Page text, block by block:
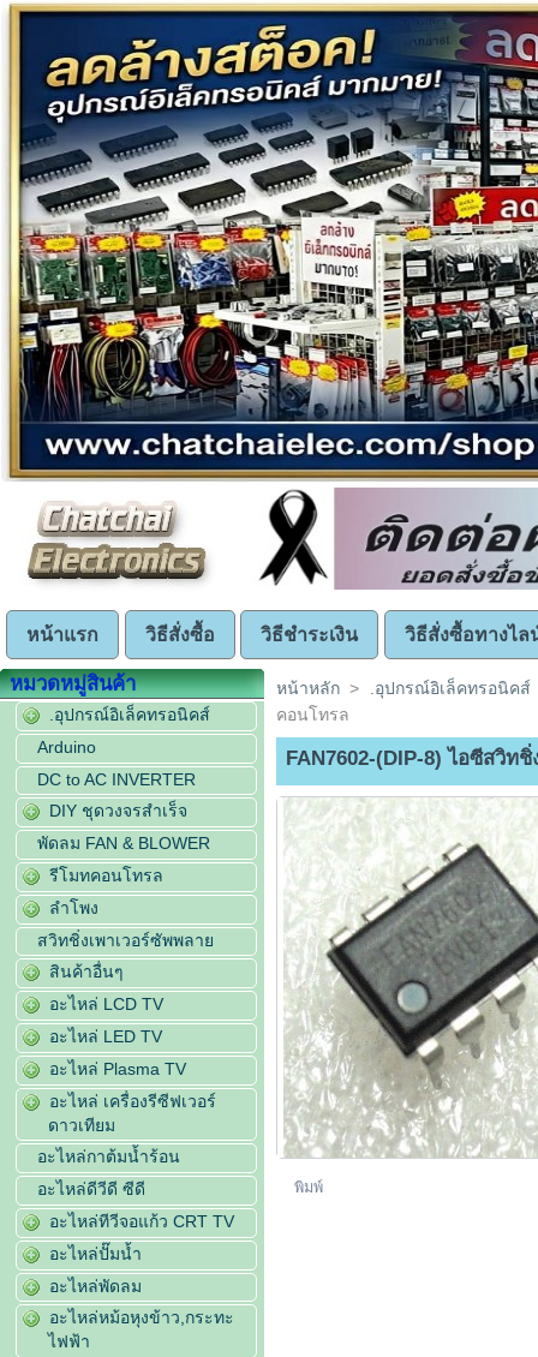
หน้าแรก วิธีสั่งซื้อ วิธีชำระเงิน วิธีสั่งซื้อทางไล
หมวดหมู่สินค้า
.อุปกรณ์อิเล็คทรอนิคส์
Arduino
DC to AC INVERTER
DIY ชุดวงจรสำเร็จ
พัดลม FAN & BLOWER
รีโมทคอนโทรล
ลำโพง
สวิทชิ่งเพาเวอร์ซัพพลาย
สินค้าอื่นๆ
อะไหล่ LCD TV
อะไหล่ LED TV
อะไหล่ Plasma TV
อะไหล่ เครื่องรีซีฟเวอร์
ดาวเทียม
อะไหล่กาต้มน้ำร้อน
อะไหล่ดีวีดี ซีดี
อะไหล่ทีวีจอแก้ว CRT TV
อะไหล่ปั๊มน้ำ
อะไหล่พัดลม
อะไหล่หม้อหุงข้าว,กระทะ
ไฟฟ้า
หน้าหลัก >
.อุปกรณ์อิเล็คทรอนิคส์
คอนโทรล
FAN7602-(DIP-8) ไอซีสวิท
พิมพ์